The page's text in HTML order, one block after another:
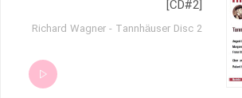
[CD#2]
Richard Wagner - Tannhäuser Disc 2